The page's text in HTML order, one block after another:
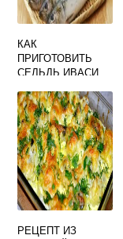
КАК
ПРИГОТОВИТЬ
СЕЛЬДЬ ИВАСИ
РЕЦЕПТ ИЗ